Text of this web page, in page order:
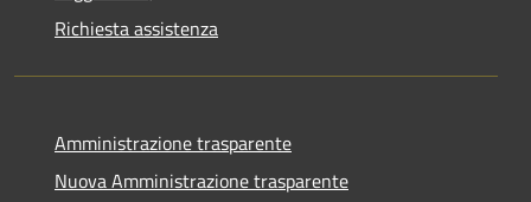
Richiesta assistenza
Amministrazione trasparente
Nuova Amministrazione trasparente